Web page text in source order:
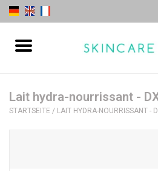
| Sothys |
Lait hydra-nourrissant -
STARTSEITE / LAIT HYDRA-NOURRISSANT -